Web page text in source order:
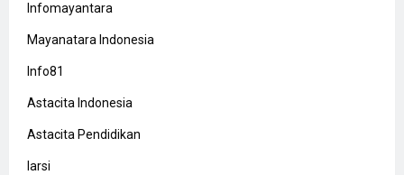
Infomayantara
Mayanatara Indonesia
Info81
Astacita Indonesia
Astacita Pendidikan
Iarsi